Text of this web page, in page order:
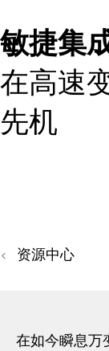
敏捷集
在高速
先机
资源中心
在如今瞬息万